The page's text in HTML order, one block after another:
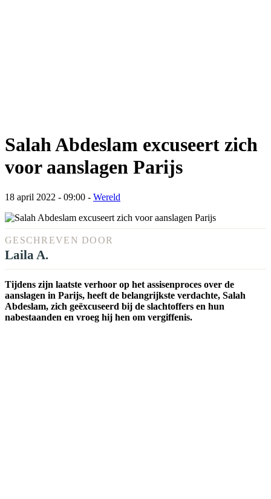
Salah Abdeslam excuseert zich
voor aanslagen Parijs
18 april 2022 - 09:00 - Wereld
GESCHREVEN DOOR
Laila A.
Tijdens zijn laatste verhoor op het assisenproces over de
aanslagen in Parijs, heeft de belangrijkste verdachte, Salah
Abdeslam, zich geëxcuseerd bij de slachtoffers en hun
nabestaanden en vroeg hij hen om vergiffenis.